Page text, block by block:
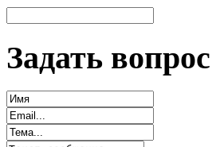
Задать вопрос